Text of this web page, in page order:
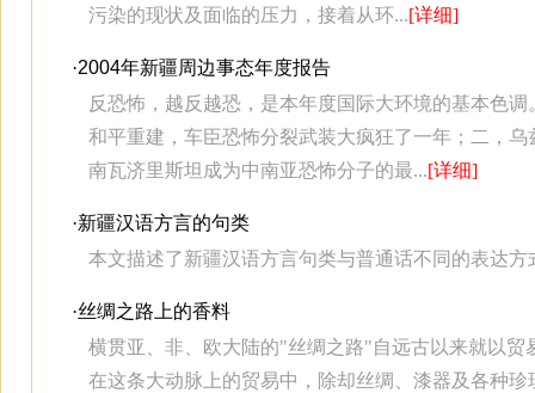
污染的现状及面临的压力，接着从环...[详细]
·2004年新疆周边事态年度报告
反恐怖，越反越恐，是本年度国际大环境的基本色
和平重建，车臣恐怖分裂武装大疯狂了一年；二，
南瓦济里斯坦成为中南亚恐怖分子的最...[详细]
·新疆汉语方言的句类
本文描述了新疆汉语方言句类与普通话不同的表达方
·丝绸之路上的香料
横贯亚、非、欧大陆的"丝绸之路"自远古以来就以
在这条大动脉上的贸易中，除却丝绸、漆器及各种